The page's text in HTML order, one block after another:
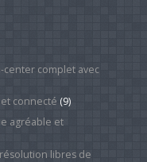
center complet avec
connecté (9)
agréable et
libres de